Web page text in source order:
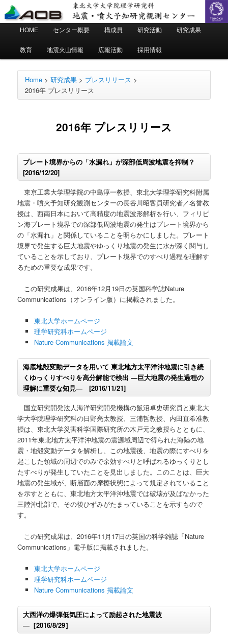
地震・噴火予知研究観測センター
東北大学 大学院理学研究科
メ
メ
イ
コ
ン
ツ
へ
移
動
サ
ブ
ン
ツ
へ
移
動
HOME センター概要 構成員 研究活動 研究成果
教育 地震火山情報 広報活動 採用情報
Home >研究成果 > プレスリリース >
2016年 プレスリリース
2016年 プレスリリース
プレート境界からの「水漏れ」が深部低周波地震を抑制？
[2016/12/20]
東京工業大学理学院の中島淳一教授、東北大学理学研究科附属
地震・噴火予知研究観測センターの長谷川昭客員研究者／名誉教
授は、西南日本において高精度の地震波形解析を行い、フィリピ
ン海プレート境界での深部低周波地震の発生はプレート境界から
の「水漏れ」と関係していることを明らかにしました。プレート
境界で発生する巨大地震やゆっくり地震の発生に水が深く関与し
ていることを示しており、プレート境界でのすべり過程を理解す
るための重要な成果です。
この研究成果は、2016年12月19日の英国科学誌Nature
Communications（オンライン版）に掲載されました。
東北大学ホームページ
理学研究科ホームページ
Nature Communications 掲載論文
海底地殻変動データを用いて 東北地方太平洋沖地震に引き続
くゆっくりすべりを高分解能で検出 ―巨大地震の発生過程の
理解に重要な知見― [2016/11/21]
国立研究開発法人海洋研究開発機構の飯沼卓史研究員と東北大
学大学院理学研究科の日野亮太教授、三浦哲教授、内田直希准教
授は、東北大学災害科学国際研究所の木戸元之教授らとともに、
2011年東北地方太平洋沖地震の震源域周辺で得られた海陸の地
震・地殻変動データを解析し、この地震後、地震の際にすべりを
起こした領域の周辺でのみで余効すべりと呼ばれるゆっくりとし
たすべりが発生していたことを見出しました。このことは、巨大
地震の発生域が、断層面の摩擦状態によって規定されていること
を示すとともに、東北地方太平洋沖地震では破壊が及ばなかった
三陸沖北部で、その後ひずみがたまっていることを示すもので
す。
この研究成果は、2016年11月17日の英国の科学雑誌「Nature
Communications」電子版に掲載されました。
東北大学ホームページ
理学研究科ホームページ
Nature Communications 掲載論文
大西洋の爆弾低気圧によって励起された地震波
―［2016/8/29］